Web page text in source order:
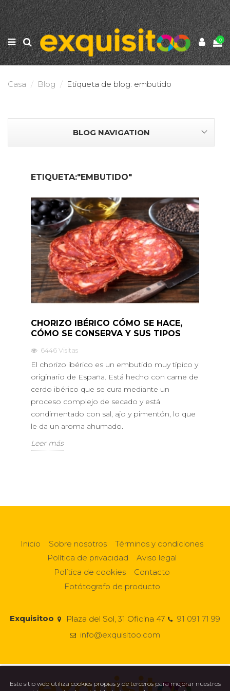
0
Casa Blog Etiqueta de blog: embutido
BLOG NAVIGATION
ETIQUETA:"EMBUTIDO"
CHORIZO IBÉRICO CÓMO SE HACE,
CÓMO SE CONSERVA Y SUS TIPOS
6446Visitas
El chorizo ibérico es un embutido muy típico y
originario de España. Está hecho con carne de
cerdo ibérico que se cura mediante un
proceso complejo de secado y está
condimentado con sal, ajo y pimentón, lo que
le da un aroma ahumado.
Leer más
Inicio Sobre nosotros
Términos y condiciones
Política de privacidad
Aviso legal
Política de cookies
Contacto
Fotótografo de producto
Exquisitoo Plaza del Sol, 31 Oficina 47
91 091 71 99
info@exquisitoo.com
Este sitio web utiliza cookies propias y de terceros para mejorar nuestros